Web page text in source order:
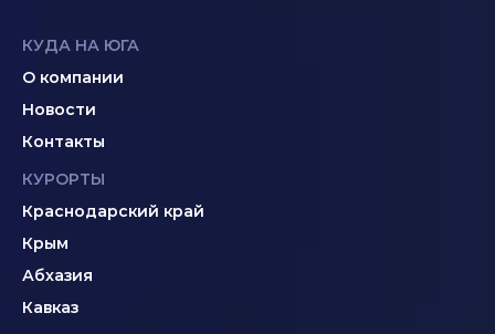
КУДА НА ЮГА
О компании
Новости
Контакты
КУРОРТЫ
Краснодарский край
Крым
Абхазия
Кавказ